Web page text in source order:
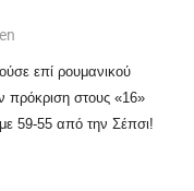
επί ρουμανικού
στους «16»
59-55 από την Σέπσι!